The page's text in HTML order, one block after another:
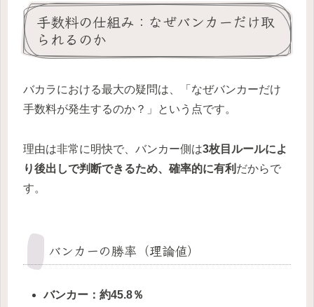
手数料の仕組み：なぜバンカーだけ取
られるのか
バカラにおける最大の疑問は、「なぜバンカーだけ
手数料が発生するのか？」という点です。
理由は非常に明快で、バンカー側は3枚目ルールによ
り後出しで判断できるため、確率的に有利 だからで
す。
バンカーの勝率（理論値）
バンカー：約45.8％